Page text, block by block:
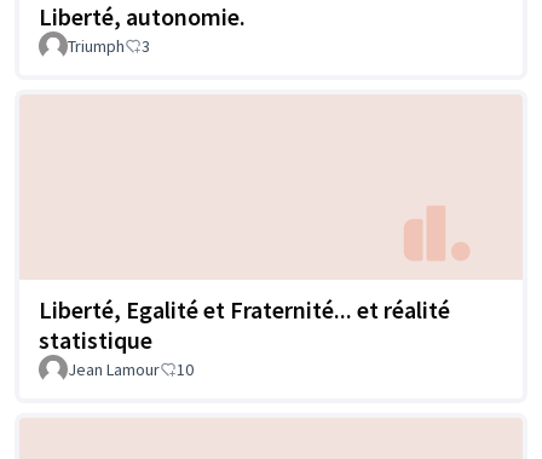
Liberté, autonomie.
Triumph 3
Liberté, Egalité et Fraternité... et réalité
statistique
Jean Lamour 10